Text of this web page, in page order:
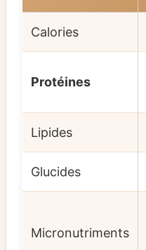
Calories
Protéines
Lipides
Glucides
Micronutriments